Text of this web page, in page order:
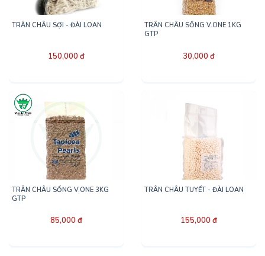
TRÂN CHÂU SỢI - ĐÀI LOAN
150,000 đ
TRÂN CHÂU SỐNG V.ONE 1KG
GTP
30,000 đ
TRÂN CHÂU SỐNG V.ONE 3KG
GTP
85,000 đ
TRÂN CHÂU TUYẾT - ĐÀI LOAN
155,000 đ